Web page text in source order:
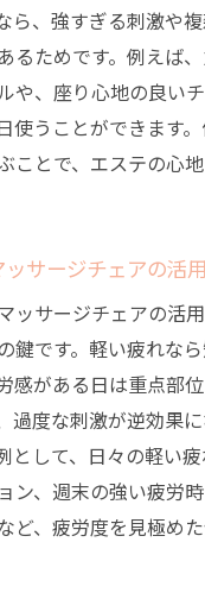
ら、強すぎる刺激や
るためです。例えば
や、座り心地の良い
使うことができます
ことで、エステの心
サージチェアの活
ッサージチェアの活
鍵です。軽い疲れな
感がある日は重点部
過度な刺激が逆効果
として、日々の軽い
ン、週末の強い疲労
ど、疲労度を見極め